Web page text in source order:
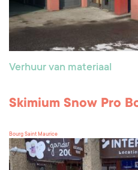
Verhuur van materiaal
Skimium Snow Pro
Bourg Saint Maurice